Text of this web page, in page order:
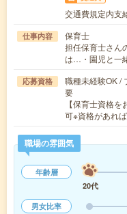
交通費規定内支
仕事内容
保育士
担任保育士さん
は…・園児と一
応募資格
職種未経験OK /
要
【保育士資格
可※資格があれ
職場の雰囲気
年齢層
20代
男女比率